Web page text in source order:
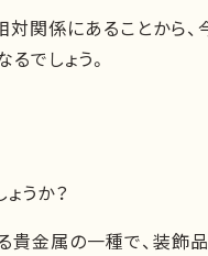
関係にあることから
でしょう。
うか？
貴金属の一種で、装